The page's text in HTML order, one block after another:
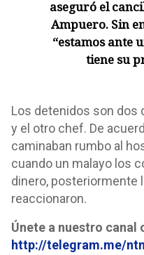
aseguró el
Ampuero. Sin
“estamos ante
tiene su
Los detenidos son dos
y el otro chef. De
caminaban rumbo al
cuando un malayo los
dinero, posteriormente
reaccionaron.
Únete a nuestro
http://telegram.me/